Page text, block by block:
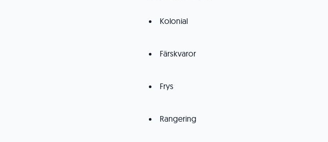
Kolonial
Färskvaror
Frys
Rangering